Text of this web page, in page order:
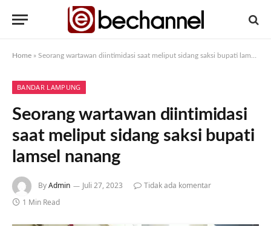
Home » Seorang wartawan diintimidasi saat meliput sidang saksi bupati lamsel nanang
BANDAR LAMPUNG
Seorang wartawan diintimidasi
saat meliput sidang saksi bupati
lamsel nanang
ByAdmin Juli 27, 2023
Tidak ada komentar
1 Min Read